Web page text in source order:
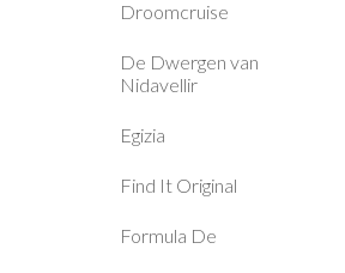
Droomcruise
De Dwergen van
Nidavellir
Egizia
Find It Original
Formula De